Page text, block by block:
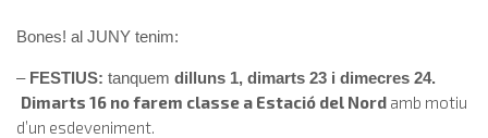
Bones! al JUNY tenim:
– FESTIUS: tanquem dilluns 1, dimarts 23 i dimecres 24.
Dimarts 16 no farem classe a Estació del Nord amb motiu
d’un esdeveniment.